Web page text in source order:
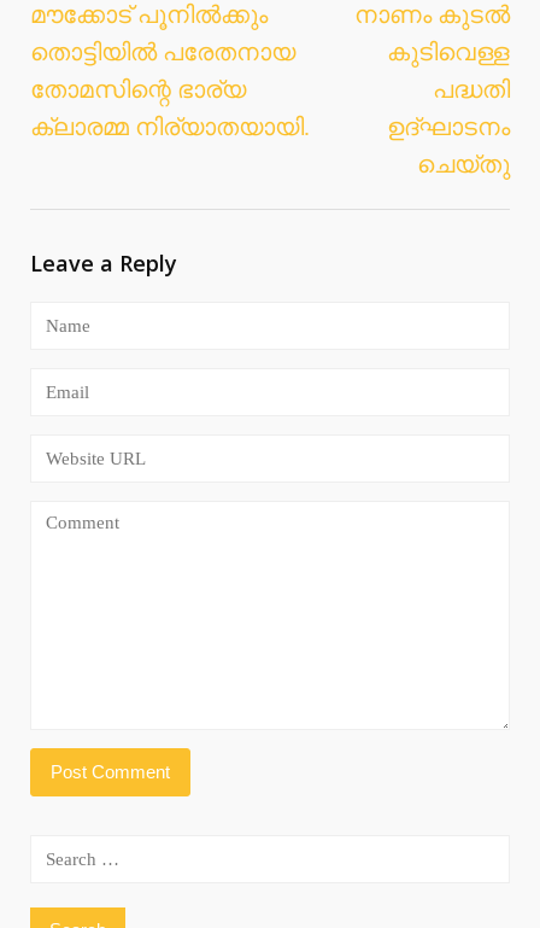
Post
navigation
മൗക്കോട് പൂനില്‍ക്കും
തൊട്ടിയില്‍ പരേതനായ
തോമസിന്റെ ഭാര്യ
ക്ലാരമ്മ നിര്യാതയായി.
നാണം കുടല്‍
കുടിവെള്ള
പദ്ധതി
ഉദ്ഘാടനം
ചെയ്തു
Leave a Reply
Search